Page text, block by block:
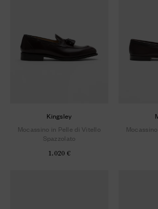
Kingsley
Mocassino in Pelle di Vitello
Spazzolato
1.020 €